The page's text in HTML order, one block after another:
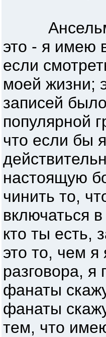
Ансельмо
это - я имею
если
моей жизни;
записей
популярной
что если бы
настоящую
чинить то,
включаться
кто ты есть,
это то, чем
разговора,
фанаты
фанаты
тем, что